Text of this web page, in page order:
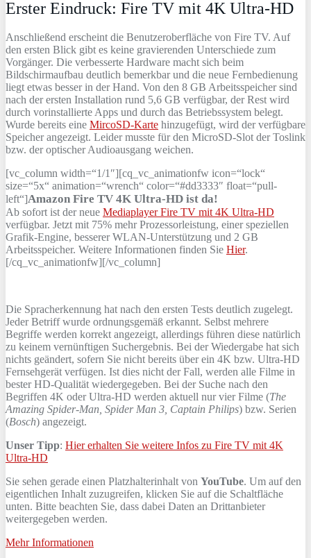
Erster Eindruck: Fire TV mit 4K Ultra-HD
Anschließend erscheint die Benutzeroberfläche von Fire TV. Auf
den ersten Blick gibt es keine gravierenden Unterschiede zum
Vorgänger. Die verbesserte Hardware macht sich beim
Bildschirmaufbau deutlich bemerkbar und die neue Fernbedienung
liegt etwas besser in der Hand. Von den 8 GB Arbeitsspeicher sind
nach der ersten Installation rund 5,6 GB verfügbar, der Rest wird
durch vorinstallierte Apps und durch das Betriebssystem belegt.
Wurde bereits eine MircoSD-Karte hinzugefügt, wird der verfügbare
Speicher angezeigt. Leider musste für den MicroSD-Slot der Toslink
bzw. der optischer Audioausgang weichen.
[vc_column width=“1/1″][cq_vc_animationfw icon=“lock“
size=“5x“ animation=“wrench“ color=“#dd3333″ float=“pull-
left“]Amazon Fire TV 4K Ultra-HD ist da!
Ab sofort ist der neue Mediaplayer Fire TV mit 4K Ultra-HD
verfügbar. Jetzt mit 75% mehr Prozessorleistung, einer speziellen
Grafik-Engine, besserer WLAN-Unterstützung und 2 GB
Arbeitsspeicher. Weitere Informationen finden Sie Hier.
[/cq_vc_animationfw][/vc_column]
Die Spracherkennung hat nach den ersten Tests deutlich zugelegt.
Jeder Betriff wurde ordnungsgemäß erkannt. Selbst mehrere
Begriffe werden korrekt angezeigt, allerdings führen diese natürlich
zu keinem vernünftigen Suchergebnis. Bei der Wiedergabe hat sich
nichts geändert, sofern Sie nicht bereits über ein 4K bzw. Ultra-HD
Fernsehgerät verfügen. Ist dies nicht der Fall, werden alle Filme in
bester HD-Qualität wiedergegeben. Bei der Suche nach den
Begriffen 4K oder Ultra-HD werden aktuell nur vier Filme (The
Amazing Spider-Man, Spider Man 3, Captain Philips) bzw. Serien
(Bosch) angezeigt.
Unser Tipp: Hier erhalten Sie weitere Infos zu Fire TV mit 4K
Ultra-HD
Sie sehen gerade einen Platzhalterinhalt von YouTube. Um auf den
eigentlichen Inhalt zuzugreifen, klicken Sie auf die Schaltfläche
unten. Bitte beachten Sie, dass dabei Daten an Drittanbieter
weitergegeben werden.
Mehr Informationen